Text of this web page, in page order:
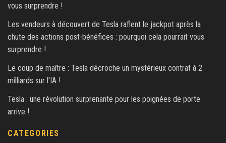
vous surprendre !
Les vendeurs à découvert de Tesla raflent le jackpot après la
chute des actions post-bénéfices : pourquoi cela pourrait vous
surprendre !
Le coup de maître : Tesla décroche un mystérieux contrat à 2
milliards sur l’IA !
Tesla : une révolution surprenante pour les poignées de porte
arrive !
CATEGORIES